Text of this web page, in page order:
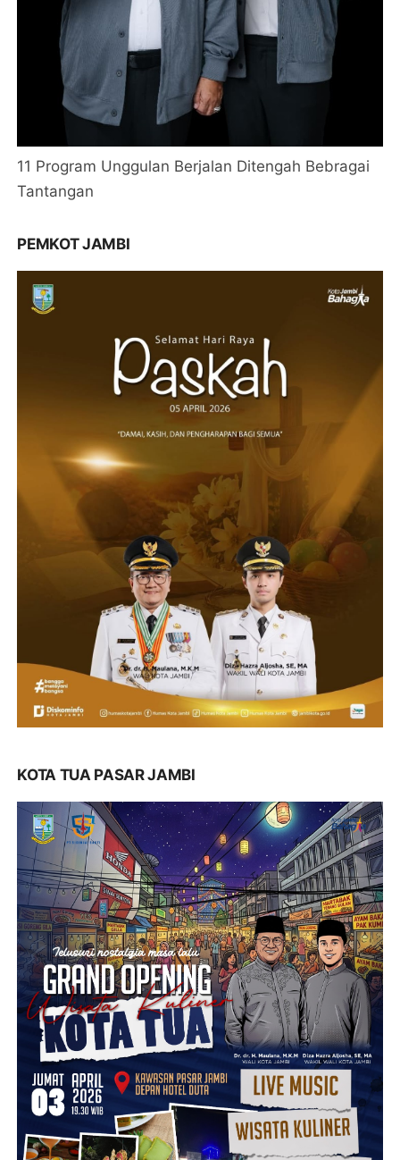
11 Program Unggulan Berjalan Ditengah Bebragai
Tantangan
PEMKOT JAMBI
KOTA TUA PASAR JAMBI